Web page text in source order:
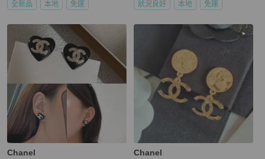
全新品 本地 免運 狀況良好 本地 免運
Chanel Chanel